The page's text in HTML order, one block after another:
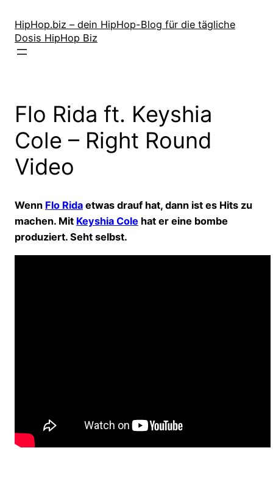
Inhalt
springen
HipHop.biz – dein HipHop-Blog für die tägliche
Dosis HipHop Biz
Flo Rida ft. Keyshia
Cole – Right Round
Video
Wenn Flo Rida etwas drauf hat, dann ist es Hits zu
machen. Mit Keyshia Cole hat er eine bombe
produziert. Seht selbst.